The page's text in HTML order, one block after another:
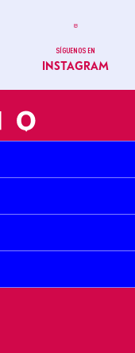
SÍGUENOS EN
INSTAGRAM